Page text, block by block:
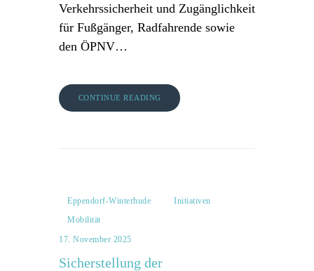
Verkehrssicherheit und Zugänglichkeit
für Fußgänger, Radfahrende sowie
den ÖPNV…
CONTINUE READING
Eppendorf-Winterhude
Initiativen
Mobilität
17. November 2025
Sicherstellung der